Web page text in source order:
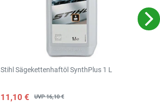
Stihl Sägekettenhaftöl SynthPlus 1 L
UVP 16,10 €
11,10 €